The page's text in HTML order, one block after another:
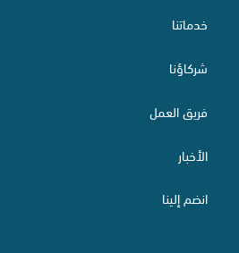
خدماتنا
التقاضي والسبل البديلة لتسوية
الاستثمار الأجنبي وتراخيصه
شركاؤنا
فريق العمل
الأخبار
انضم إلينا